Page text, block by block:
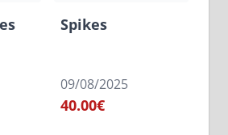
Spikes
09/08/2025
40.00€